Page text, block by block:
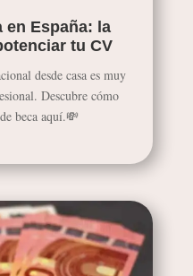
en España: la
tu CV
desde casa es muy
Descubre cómo
beca aquí.💸